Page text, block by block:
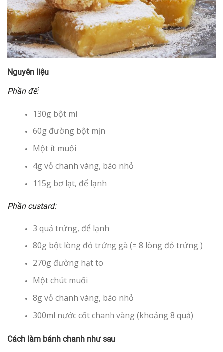
Nguyên liệu
Phần đế:
130g bột mì
60g đường bột mịn
Một ít muối
4g vỏ chanh vàng, bào nhỏ
115g bơ lạt, để lạnh
Phần custard:
3 quả trứng, để lạnh
80g bột lòng đỏ trứng gà (= 8 lòng đỏ trứng )
270g đường hạt to
Một chút muối
8g vỏ chanh vàng, bào nhỏ
300ml nước cốt chanh vàng (khoảng 8 quả)
Cách làm bánh chanh như sau